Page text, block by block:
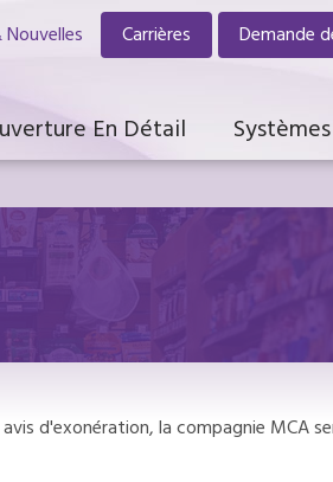
Carrières Demande
En Détail Systèmes
d'exonération, la compagnie MCA